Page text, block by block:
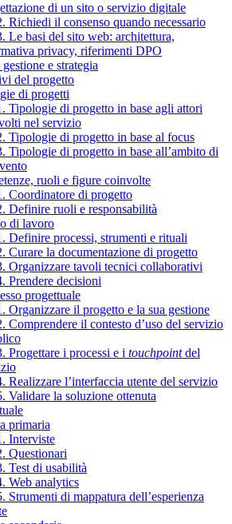
di un sito o servizio digitale
Richiedi il consenso quando necessario
Le basi del sito web: architettura,
privacy, riferimenti DPO
e strategia
del progetto
di progetti
Tipologie di progetto in base agli attori
nel servizio
Tipologie di progetto in base al focus
Tipologie di progetto in base all’ambito di
ruoli e figure coinvolte
Coordinatore di progetto
Definire ruoli e responsabilità
di lavoro
Definire processi, strumenti e rituali
Curare la documentazione di progetto
Organizzare tavoli tecnici collaborativi
Prendere decisioni
progettuale
Organizzare il progetto e la sua gestione
Comprendere il contesto d’uso del servizio
Progettare i processi e i touchpointdel
Realizzare l’interfaccia utente del servizio
Validare la soluzione ottenuta
primaria
Interviste
Questionari
Test di usabilità
Web analytics
Strumenti di mappatura dell’esperienza